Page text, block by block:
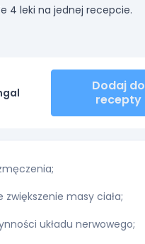
4 leki na jednej recepcie.
Dodaj do
recepty
zwiększenie masy ciała;
układu nerwowego;